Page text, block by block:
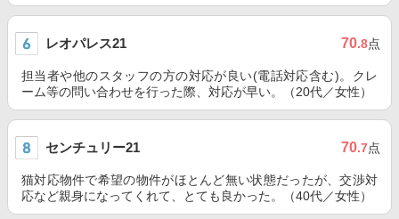
レオパレス21 70.8点
担当者や他のスタッフの方の対応が良い(電話対応含む)。クレ
ーム等の問い合わせを行った際、対応が早い。（20代／女性）
センチュリー21 70.7点
猫対応物件で希望の物件がほとんど無い状態だったが、交渉対
応など親身になってくれて、とても良かった。（40代／女性）